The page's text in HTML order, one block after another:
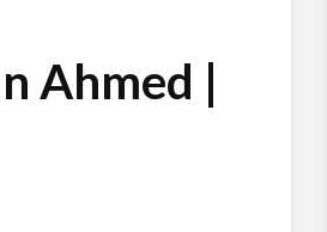
Ahmed |